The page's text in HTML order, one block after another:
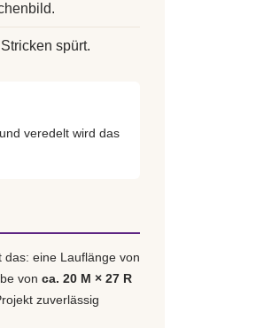
spürt.
veredelt wird das
das: eine Lauflänge von
von ca. 20 M × 27 R
zuverlässig